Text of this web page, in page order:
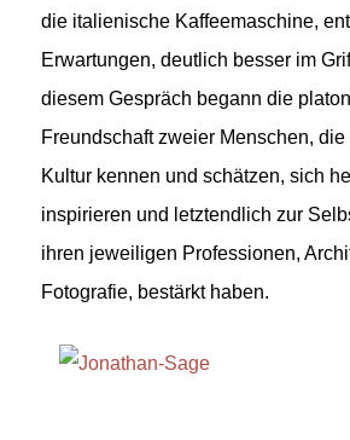
die italienische Kaffeemaschine,
Erwartungen, deutlich besser im
diesem Gespräch begann die
Freundschaft zweier Menschen,
Kultur kennen und schätzen, sich
inspirieren und letztendlich zur
ihren jeweiligen Professionen,
Fotografie, bestärkt haben.